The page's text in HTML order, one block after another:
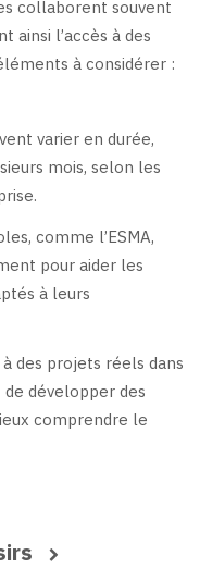
collaborent souvent
ainsi l’accès à des
à considérer :
varier en durée,
mois, selon les
comme l’ESMA,
pour aider les
à leurs
des projets réels dans
développer des
comprendre le